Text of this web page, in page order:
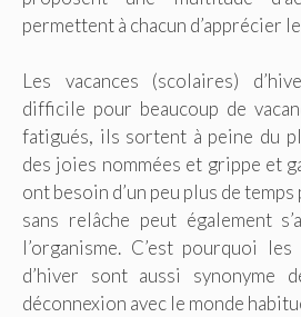
permettent à chacun d’apprécier
Les vacances (scolaires)
difficile pour beaucoup de
fatigués, ils sortent à peine du
des joies nommées et grippe et
ont besoin d’un peu plus de
sans relâche peut également
l’organisme. C’est pourquoi
d’hiver sont aussi synonyme
déconnexion avec le monde